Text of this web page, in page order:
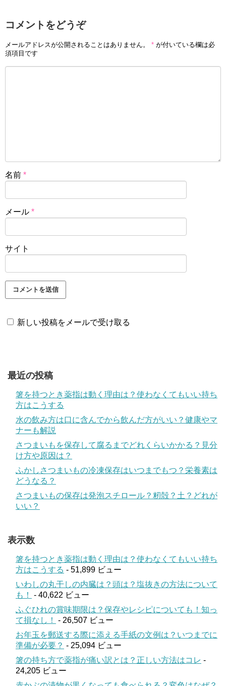
コメントをどうぞ
メールアドレスが公開されることはありません。 * が付いている欄は必
須項目です
名前 *
メール *
サイト
新しい投稿をメールで受け取る
最近の投稿
箸を持つとき薬指は動く理由は？使わなくてもいい持ち
方はこうする
水の飲み方は口に含んでから飲んだ方がいい？健康やマ
ナーも解説
さつまいもを保存して腐るまでどれくらいかかる？見分
け方や原因は？
ふかしさつまいもの冷凍保存はいつまでもつ？栄養素は
どうなる？
さつまいもの保存は発泡スチロール？籾殻？土？どれが
いい？
表示数
箸を持つとき薬指は動く理由は？使わなくてもいい持ち
方はこうする - 51,899 ビュー
いわしの丸干しの内臓は？頭は？塩抜きの方法について
も！
- 40,622 ビュー
ふぐひれの賞味期限は？保存やレシピについても！知っ
て損なし！
- 26,507 ビュー
お年玉を郵送する際に添える手紙の文例は？いつまでに
準備が必要？ - 25,094 ビュー
箸の持ち方で薬指が痛い訳とは？正しい方法はコレ -
24,205 ビュー